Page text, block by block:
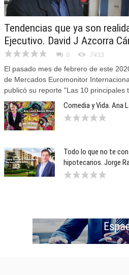
Tendencias que ya son
Ejecutivo. David J Azcorra
0 7433
El pasado mes de febrero de este
de Mercados Euromonitor
publicó su reporte "Las 10 principales
Comedia y Vida. Ana
Todo lo que no te
hipotecarios. Jorge